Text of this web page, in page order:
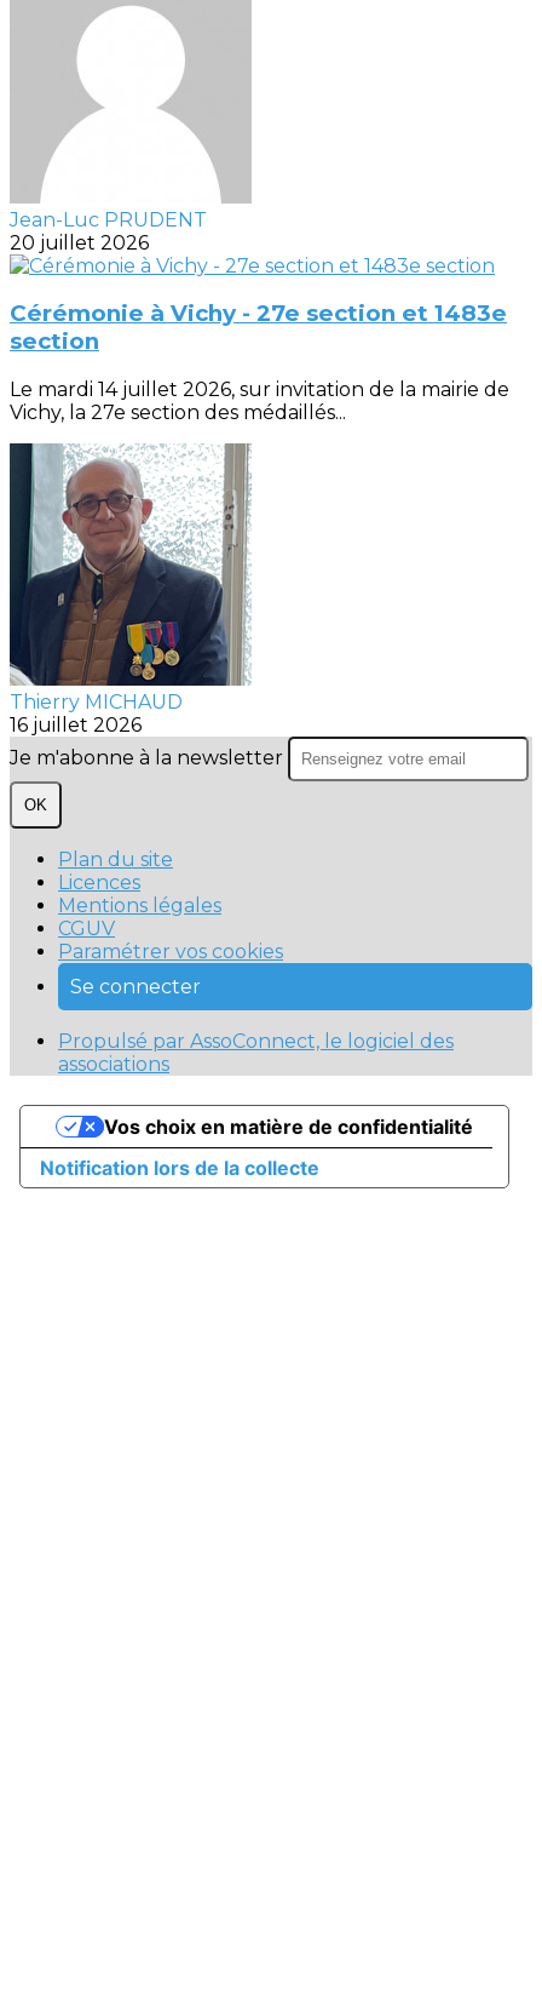
Jean-Luc PRUDENT
20 juillet 2026
Cérémonie à Vichy - 27e section et 1483e
section
Le mardi 14 juillet 2026, sur invitation de la mairie de
Vichy, la 27e section des médaillés...
Thierry MICHAUD
16 juillet 2026
Je m'abonne à la newsletter
OK
Plan du site
Licences
Mentions légales
CGUV
Paramétrer vos cookies
Se connecter
Propulsé par AssoConnect, le logiciel des
associations
Notification lors de la collecte
Vos choix en matière de confidentialité